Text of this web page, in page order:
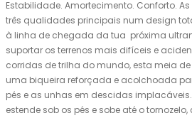
Estabilidade. Amortecimento. Conforto. As
três qualidades principais num design
à linha de chegada da tua próxima
suportar os terrenos mais difíceis e
corridas de trilha do mundo, esta meia
uma biqueira reforçada e acolchoada
pés e as unhas em descidas
estende sob os pés e sobe até o